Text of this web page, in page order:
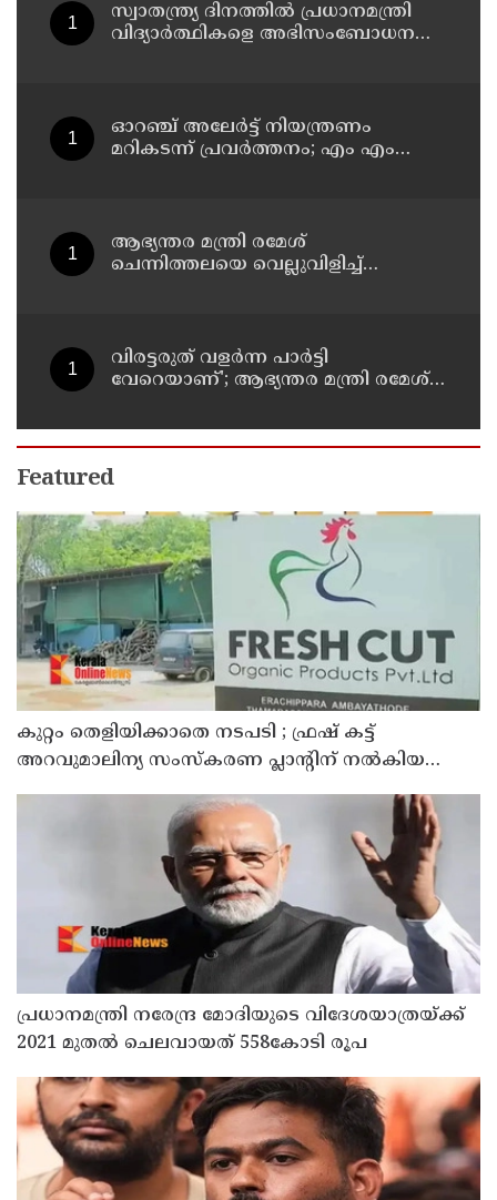
സ്വാതന്ത്ര്യ ദിനത്തില്‍ പ്രധാനമന്ത്രി
വിദ്യാര്‍ത്ഥികളെ അഭിസംബോധന
ഓറഞ്ച് അലേര്‍ട്ട് നിയന്ത്രണം
മറികടന്ന് പ്രവര്‍ത്തനം; എം എം
ആഭ്യന്തര മന്ത്രി രമേശ്
ചെന്നിത്തലയെ വെല്ലുവിളിച്ച്
വിരട്ടരുത് വളര്‍ന്ന പാര്‍ട്ടി
വേറെയാണ്'; ആഭ്യന്തര മന്ത്രി രമേശ്
അര്‍ജുന്‍ ആയങ്കി
Featured
കുറ്റം തെളിയിക്കാതെ നടപടി ; ഫ്രഷ് കട്ട്
അറവുമാലിന്യ സംസ്‌കരണ പ്ലാന്റിന് നല്‍കിയ
പ്രധാനമന്ത്രി നരേന്ദ്ര മോദിയുടെ വിദേശയാത്രയ്ക്ക്
2021 മുതല്‍ ചെലവായത് 558കോടി രൂപ